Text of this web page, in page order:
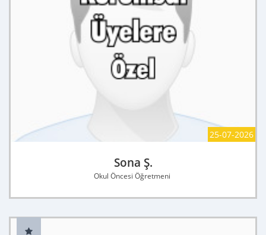
25-07-2026
Sona Ş.
Okul Öncesi Öğretmeni